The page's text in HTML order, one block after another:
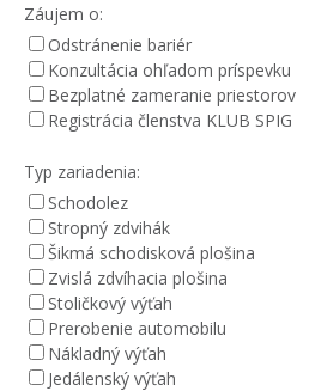
Záujem o:
Odstránenie bariér
Konzultácia ohľadom príspevku
Bezplatné zameranie priestorov
Registrácia členstva KLUB SPIG
Typ zariadenia:
Schodolez
Stropný zdvihák
Šikmá schodisková plošina
Zvislá zdvíhacia plošina
Stoličkový výťah
Prerobenie automobilu
Nákladný výťah
Jedálenský výťah